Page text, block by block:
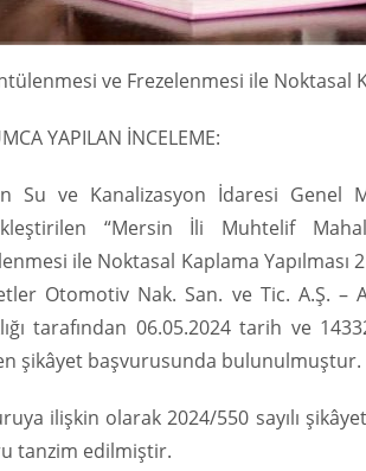
ve Frezelenmesi ile Noktasal
YAPILAN İNCELEME:
Su ve Kanalizasyon İdaresi Genel
“Mersin İli Muhtelif
ile Noktasal Kaplama
Otomotiv Nak. San. ve Tic. A.Ş. –
tarafından 06.05.2024 tarih ve
şikâyet başvurusunda bulunulmuştur.
ilişkin olarak 2024/550 sayılı
tanzim edilmiştir.